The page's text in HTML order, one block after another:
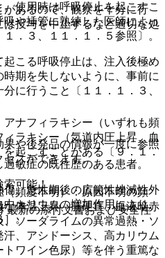
使用時は呼吸停止を起こすこ
や挿管に熟練した医師によっ
．３、１１．１．５参照〕。
こる呼吸停止は、注入後極め
期を失しないように、事前に
に行うこと〔１１．１．３、
敏症の既往歴のある患者。
、急性期後の広範性挫滅性外
カリウムの増加作用により、
］。
あるので、観察を十分に行
投与を中止するなど適切な処
ナフィラキシー（いずれも頻
ラキシー（気道内圧上昇、血
起こすことがある〔９．１．
頻度不明）：原因不明の頻
体温上昇、筋硬直、血液暗赤
ソーダライムの異常過熱・ソ
、アシドーシス、高カリウム
ワイン色尿）等を伴う重篤な
や後発品の情報が一度に参照
スができます。
索可能！
新の添付文書および安全性